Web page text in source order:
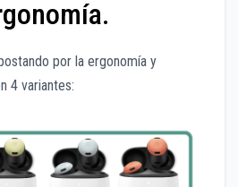
por la ergonomía y
4 variantes: